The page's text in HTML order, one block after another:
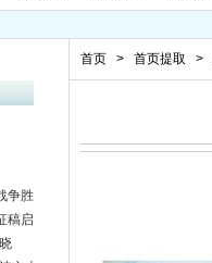
首页 > 首页提取 >